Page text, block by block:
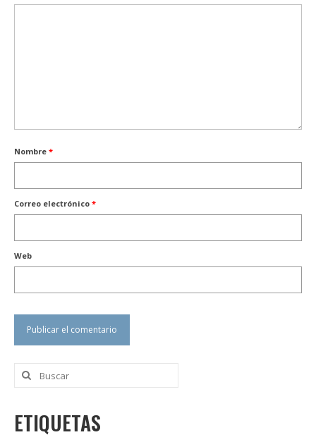
Nombre *
Correo electrónico *
Web
Buscar
por:
ETIQUETAS